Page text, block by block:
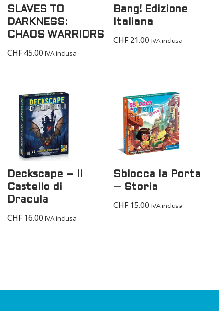
SLAVES TO
DARKNESS:
CHAOS WARRIORS
CHF45.00 IVA inclusa
Bang! Edizione
Italiana
CHF21.00 IVA inclusa
Deckscape – Il
Castello di
Dracula
CHF16.00 IVA inclusa
Sblocca la Porta
– Storia
CHF15.00 IVA inclusa